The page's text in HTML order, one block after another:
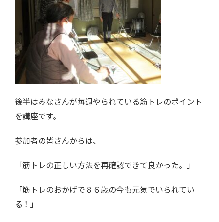
後半はみなさんが毎週やられている筋トレのポイント
を講座です。
参加者の皆さんからは、
「筋トレの正しい方法を再確認できて良かった。」
「筋トレのおかげで８６歳の今も元気でいられてい
る！」